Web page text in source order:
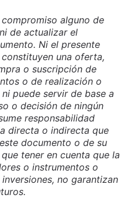
alguno de
de actualizar el
Ni el presente
una oferta,
o suscripción de
o de realización o
puede servir de base a
o decisión de ningún
responsabilidad
directa o indirecta que
documento o de su
tener en cuenta que la
o instrumentos o
no garantizan